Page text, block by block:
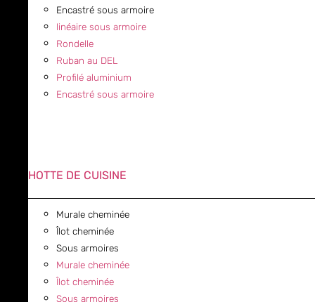
Encastré sous armoire
linéaire sous armoire
Rondelle
Ruban au DEL
Profilé aluminium
Encastré sous armoire
HOTTE DE CUISINE
Murale cheminée
Îlot cheminée
Sous armoires
Murale cheminée
Îlot cheminée
Sous armoires